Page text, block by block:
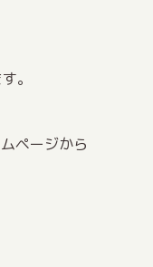
。
ページから